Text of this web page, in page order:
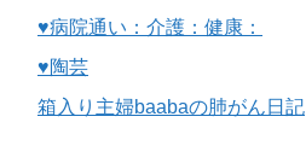
♥病院通い：介護：健康：
♥陶芸
箱入り主婦baabaの肺がん日記